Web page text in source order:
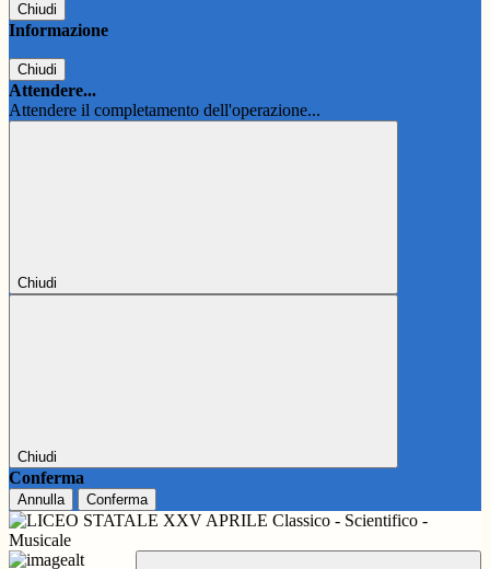
Chiudi
Informazione
Chiudi
Attendere...
Attendere il completamento dell'operazione...
Chiudi
Chiudi
Conferma
Annulla Conferma